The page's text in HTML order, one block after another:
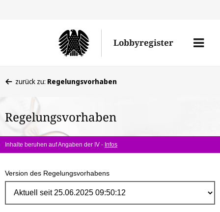
Lobbyregister
Menü
befinden
hier:
zurück zu: Regelungsvorhaben
Regelungsvorhaben
Inhalte beruhen auf Angaben der IV - Infos
Version des Regelungsvorhabens